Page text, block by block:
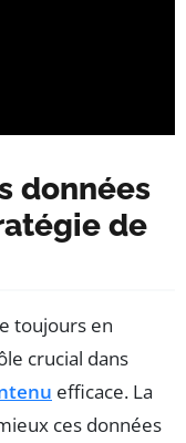
données
de
toujours en
crucial dans
efficace. La
ces données